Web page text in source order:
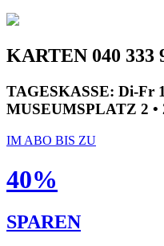
KARTEN 040 333
TAGESKASSE: Di-Fr
MUSEUMSPLATZ 2
IM ABO BIS ZU
40%
SPAREN